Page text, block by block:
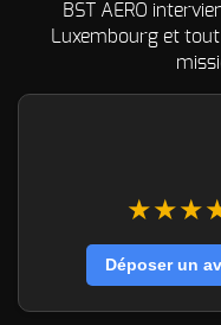
BST AERO
Luxembourg et
Déposer un